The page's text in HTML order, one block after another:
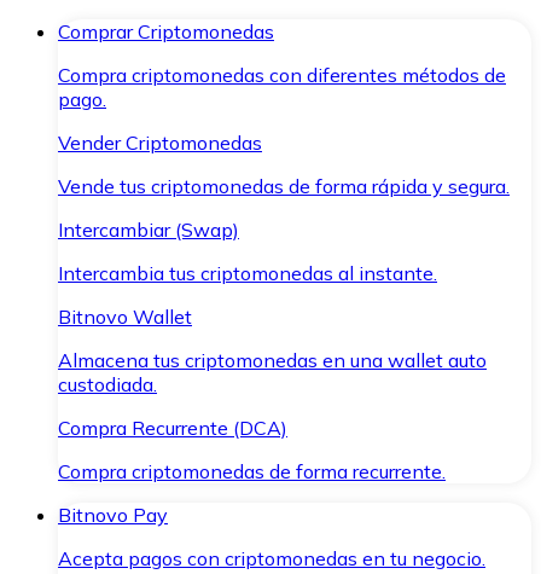
Comprar Criptomonedas
Compra criptomonedas con diferentes métodos de
pago.
Vender Criptomonedas
Vende tus criptomonedas de forma rápida y segura.
Intercambiar (Swap)
Intercambia tus criptomonedas al instante.
Bitnovo Wallet
Almacena tus criptomonedas en una wallet auto
custodiada.
Compra Recurrente (DCA)
Compra criptomonedas de forma recurrente.
Bitnovo Pay
Acepta pagos con criptomonedas en tu negocio.